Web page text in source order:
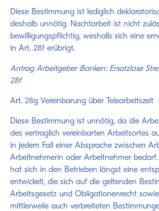
Diese Bestimmung ist lediglich
deshalb unnötig. Nachtarbeit ist nicht
bewilligungspflichtig, weshalb sich eine
in Art. 28f erübrigt.
Antrag Arbeitgeber Banken: Ersatzlose
28f
Art. 28g Vereinbarung über Telearbeitszeit
Diese Bestimmung ist unnötig, da die
des vertraglich vereinbarten Arbeitsortes
in jedem Fall einer Absprache zwischen
Arbeitnehmerin oder Arbeitnehmer bedarf.
hat sich in den Betrieben längst eine
entwickelt, die sich auf die geltenden
Arbeitsgesetz und Obligationenrecht
mittlerweile auch verbreiteten